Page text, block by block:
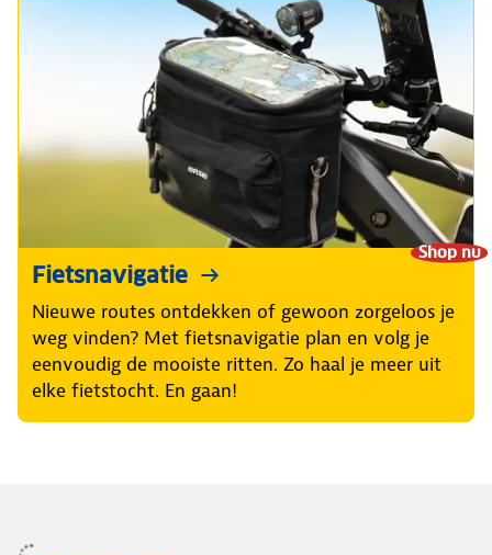
Shop nu
Fietsnavigatie
Nieuwe routes ontdekken of gewoon zorgeloos je
weg vinden? Met fietsnavigatie plan en volg je
eenvoudig de mooiste ritten. Zo haal je meer uit
elke fietstocht. En gaan!